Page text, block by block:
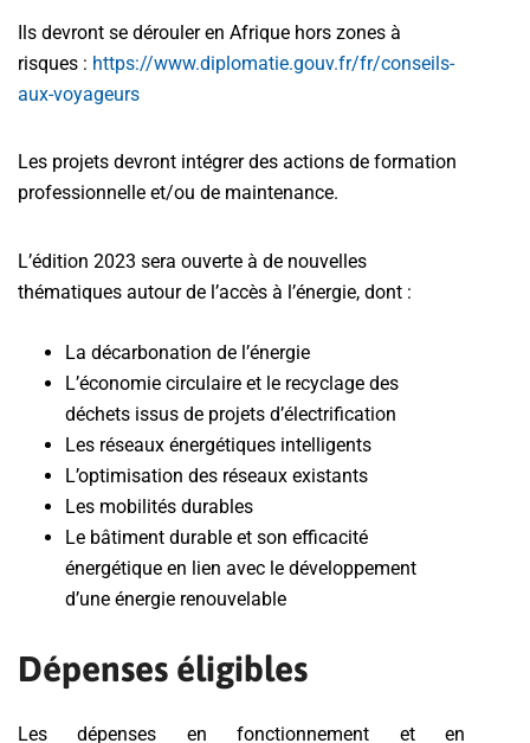
Ils devront se dérouler en Afrique hors zones à
risques : https://www.diplomatie.gouv.fr/fr/conseils-
aux-voyageurs
Les projets devront intégrer des actions de formation
professionnelle et/ou de maintenance.
L’édition 2023 sera ouverte à de nouvelles
thématiques autour de l’accès à l’énergie, dont :
La décarbonation de l’énergie
L’économie circulaire et le recyclage des
déchets issus de projets d’électrification
Les réseaux énergétiques intelligents
L’optimisation des réseaux existants
Les mobilités durables
Le bâtiment durable et son efficacité
énergétique en lien avec le développement
d’une énergie renouvelable
Dépenses éligibles
Les dépenses en fonctionnement et en